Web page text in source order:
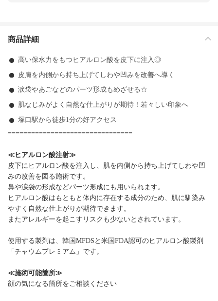
商品詳細
高い保水力をもつヒアルロン酸を皮下に注入◎
皮膚を内側から持ち上げてしわや凹みを改善へ導く
涙袋やあごなどのパーツ形成もめざせる☆
肌なじみがよく自然な仕上がりが期待！若々しい印象へ
塚口駅から徒歩1分の好アクセス
================================
≪ヒアルロン酸注射≫
皮下にヒアルロン酸を注入し、肌を内側から持ち上げてしわや凹
みの改善を図る施術です。
鼻や涙袋の形成などパーツ形成にも用いられます。
ヒアルロン酸はもともと体内に存在する成分のため、肌に馴染み
やすく自然な仕上がりが期待できます。
またアレルギーを起こすリスクも少ないとされています。
使用する製剤は、韓国MFDSと米国FDA認可のヒアルロン酸製剤
「チャウムプレミアム」です。
≪施術可能箇所≫
顔の気になる箇所をご相談ください